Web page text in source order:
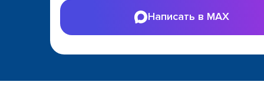
Написать в MAX